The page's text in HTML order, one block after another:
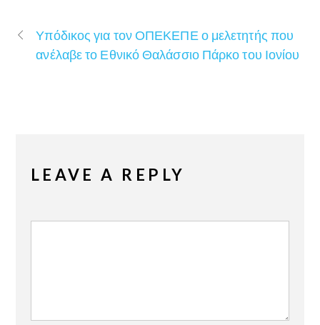
Υπόδικος για τον ΟΠΕΚΕΠΕ ο μελετητής που
ανέλαβε το Εθνικό Θαλάσσιο Πάρκο του Ιονίου
LEAVE A REPLY